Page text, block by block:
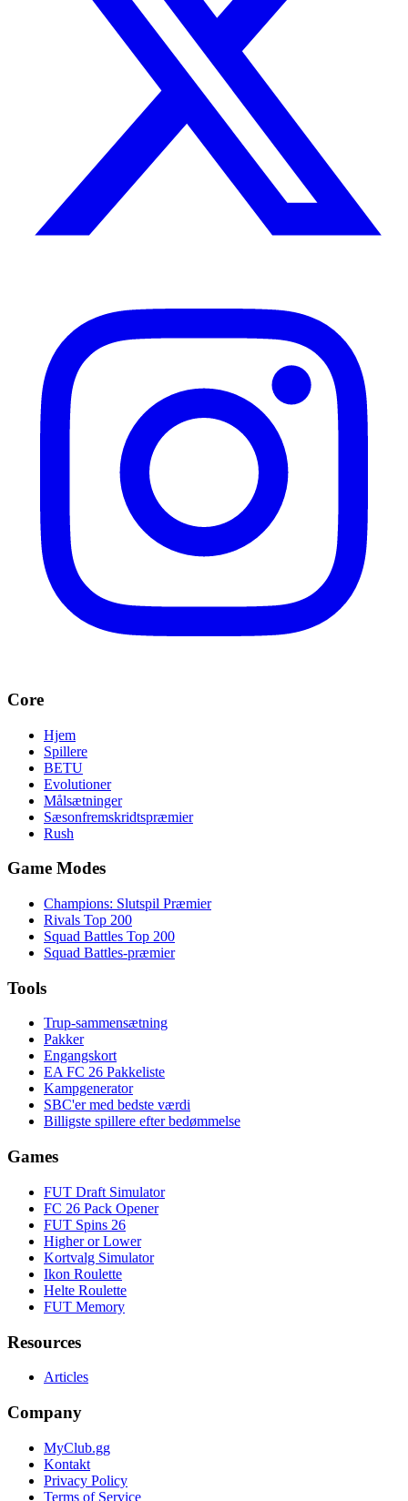
Core
Hjem
Spillere
BETU
Evolutioner
Målsætninger
Sæsonfremskridtspræmier
Rush
Game Modes
Champions: Slutspil Præmier
Rivals Top 200
Squad Battles Top 200
Squad Battles-præmier
Tools
Trup-sammensætning
Pakker
Engangskort
EA FC 26 Pakkeliste
Kampgenerator
SBC'er med bedste værdi
Billigste spillere efter bedømmelse
Games
FUT Draft Simulator
FC 26 Pack Opener
FUT Spins 26
Higher or Lower
Kortvalg Simulator
Ikon Roulette
Helte Roulette
FUT Memory
Resources
Articles
Company
MyClub.gg
Kontakt
Privacy Policy
Terms of Service